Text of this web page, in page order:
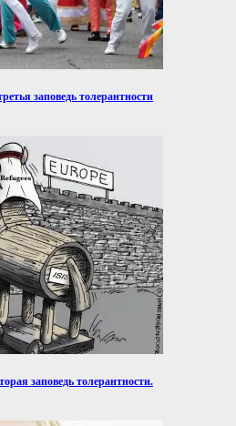
заповедь толерантности
заповедь толерантности.